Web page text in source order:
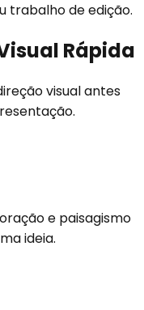
trabalho de edição.
Rápida
visual antes
e paisagismo
ideia.